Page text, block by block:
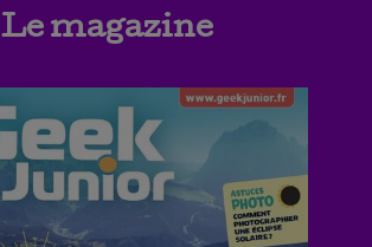
Le magazine